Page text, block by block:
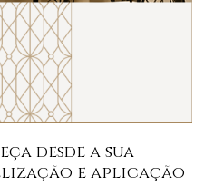
desde a sua
e aplicação